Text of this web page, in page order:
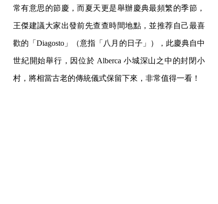
常有意思的節慶，而夏天更是舉辦慶典最頻繁的季節，
王傑建議大家出發前先查查時間地點，並推荐自己最喜
歡的「Diagosto」（意指「八月的日子」），此慶典自中
世紀開始舉行，因位於 Alberca 小城深山之中的封閉小
村，將相當古老的傳統儀式保留下來，非常值得一看！